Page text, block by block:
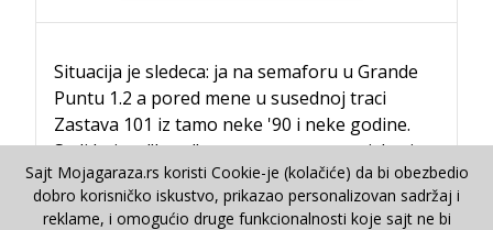
Situacija je sledeca: ja na semaforu u Grande
Puntu 1.2 a pored mene u susednoj traci
Zastava 101 iz tamo neke '90 i neke godine.
Sedi baja u "kecu",otvorenog prozora,izbacio
lakat sa sve suncanim naocarima i turira svoju
makinu ceka zuto. "E sad cu da ga oduvam"
Sajt Mojagaraza.rs koristi Cookie-je (kolačiće) da bi obezbedio
dobro korisničko iskustvo, prikazao personalizovan sadržaj i
reklame, i omogućio druge funkcionalnosti koje sajt ne bi